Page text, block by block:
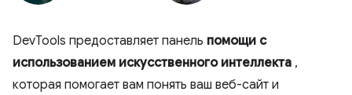
DevTools предоставляет панель помощи с
использованием искусственного интеллекта ,
которая помогает вам понять ваш веб-сайт и